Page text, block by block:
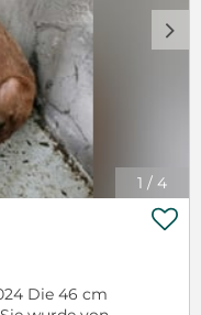
1 / 4
d
Die 46 cm
